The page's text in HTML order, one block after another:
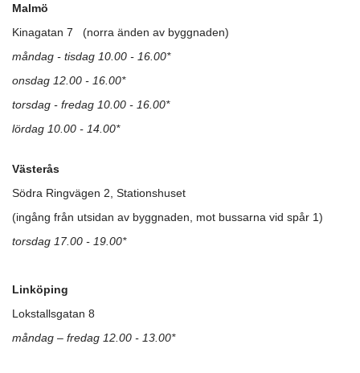
Malmö
Kinagatan 7 (norra änden av byggnaden)
måndag - tisdag 10.00 - 16.00*
onsdag 12.00 - 16.00*
torsdag - fredag 10.00 - 16.00*
lördag 10.00 - 14.00*
Västerås
Södra Ringvägen 2, Stationshuset
(ingång från utsidan av byggnaden, mot bussarna vid spår 1)
torsdag 17.00 - 19.00*
Linköping
Lokstallsgatan 8
måndag – fredag 12.00 - 13.00*